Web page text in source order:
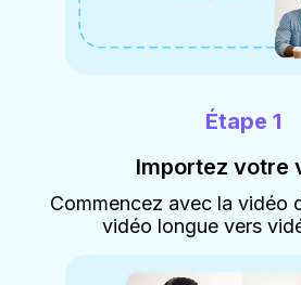
Étape 1
Importez votre
Commencez avec la vidéo
vidéo longue vers